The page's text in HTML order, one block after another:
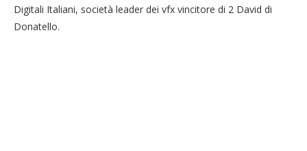
Digitali Italiani, società leader dei vfx vincitore di 2 David di
Donatello.